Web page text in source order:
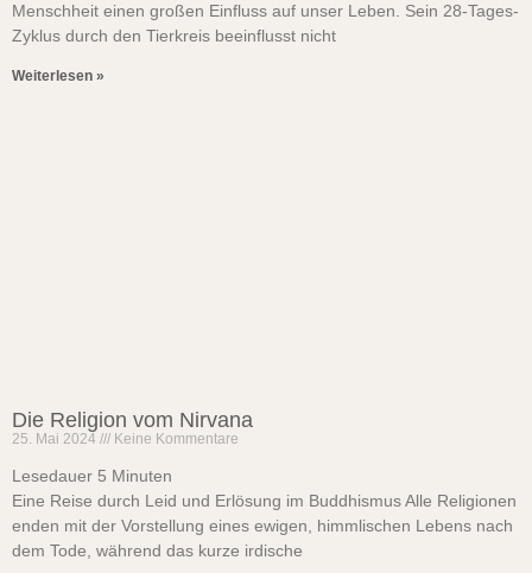
Menschheit einen großen Einfluss auf unser Leben. Sein 28-Tages-
Zyklus durch den Tierkreis beeinflusst nicht
Weiterlesen »
Die Religion vom Nirvana
25. Mai 2024 Keine Kommentare
Lesedauer 5 Minuten
Eine Reise durch Leid und Erlösung im Buddhismus Alle Religionen
enden mit der Vorstellung eines ewigen, himmlischen Lebens nach
dem Tode, während das kurze irdische